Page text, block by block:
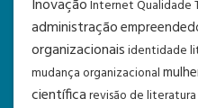
InovaçãoInternetQualidade
administração
organizacionaisidentidade
mudança organizacional
científicarevisão de literatura